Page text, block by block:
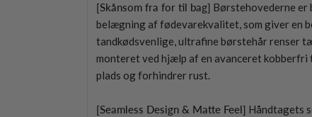
[Skånsom fra for til bag] Børstehovederne er
belægning af fødevarekvalitet, som giver en
tandkødsvenlige, ultrafine børstehår renser
monteret ved hjælp af en avanceret kobberfri
plads og forhindrer rust.
[Seamless Design & Matte Feel] Håndtagets